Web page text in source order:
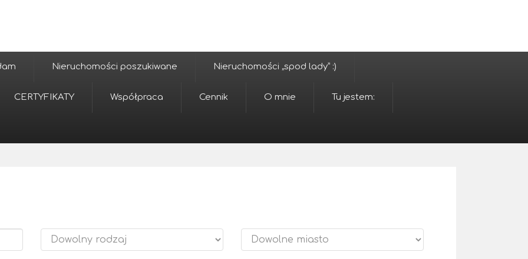
Nieruchomości poszukiwane Nieruchomości „spod lady” :)
CERTYFIKATY Współpraca Cennik O mnie Tu jestem: